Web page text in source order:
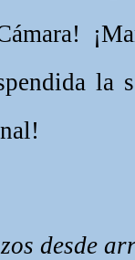
la
desde